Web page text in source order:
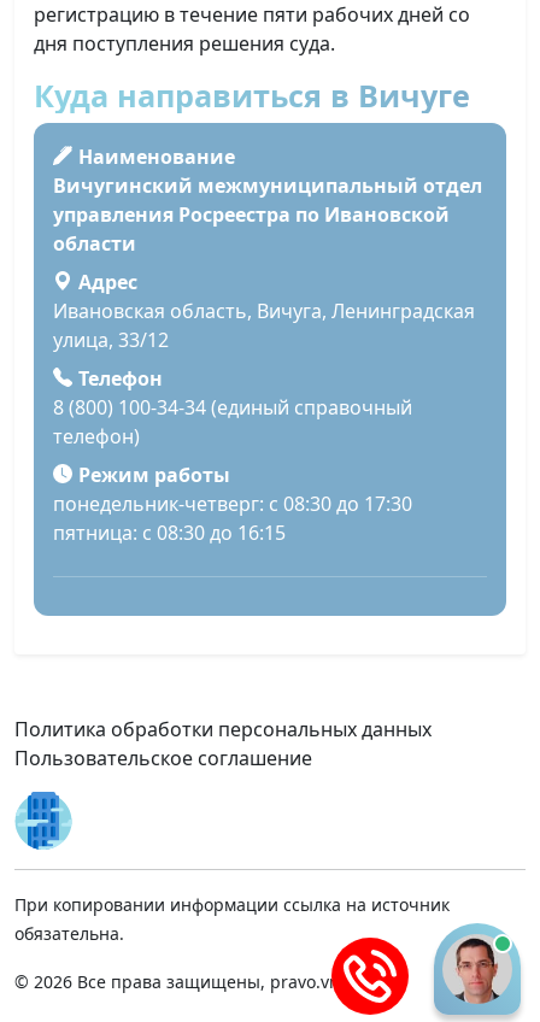
регистрацию в течение пяти рабочих дней со
дня поступления решения суда.
Куда направиться в Вичуге
Наименование
Вичугинский межмуниципальный отдел
управления Росреестра по Ивановской
области
Адрес
Ивановская область, Вичуга, Ленинградская
улица, 33/12
Телефон
8 (800) 100-34-34 (единый справочный
телефон)
Режим работы
понедельник-четверг: с 08:30 до 17:30
пятница: с 08:30 до 16:15
Политика обработки персональных данных
Пользовательское соглашение
При копировании информации ссылка на источник
обязательна.
© 2026 Все права защищены, pravo.vnmsk.ru.